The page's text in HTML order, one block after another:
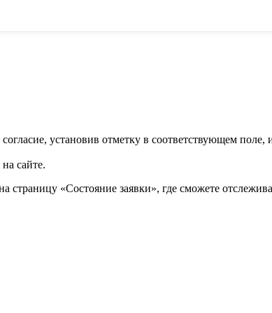
установив отметку в соответствующем
сайте.
страницу «Состояние заявки», где сможете